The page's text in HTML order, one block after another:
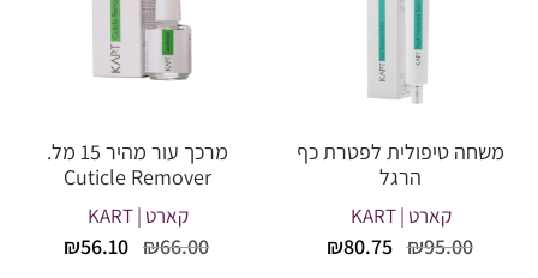
משחה טיפולית לפטרת כף
הרגל
קארט | KART
₪95.00
המחיר₪80.75
מרכך עור מהיר 15 מל.
Cuticle Remover
קארט | KART
₪66.00
המחיר₪56.10